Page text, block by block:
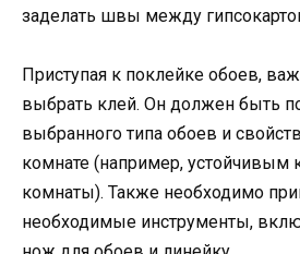
заделать швы между
Приступая к поклейке обоев,
выбрать клей. Он должен быть
выбранного типа обоев и
комнате (например, устойчивым
комнаты). Также необходимо
необходимые инструменты,